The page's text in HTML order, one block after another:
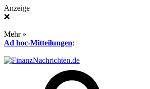
Anzeige
❌
Mehr »
Ad hoc-Mitteilungen: